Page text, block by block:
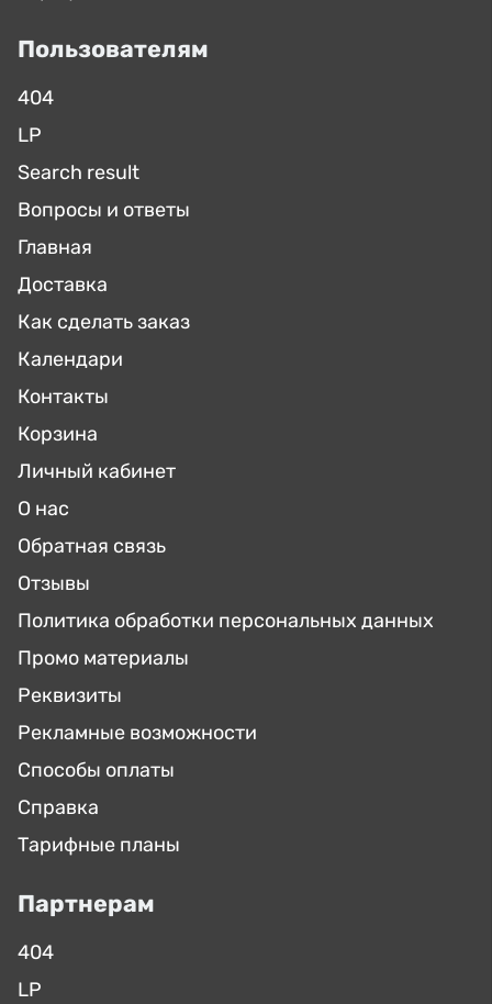
Пользователям
404
LP
Search result
Вопросы и ответы
Главная
Доставка
Как сделать заказ
Календари
Контакты
Корзина
Личный кабинет
О нас
Обратная связь
Отзывы
Политика обработки персональных данных
Промо материалы
Реквизиты
Рекламные возможности
Способы оплаты
Справка
Тарифные планы
Партнерам
404
LP